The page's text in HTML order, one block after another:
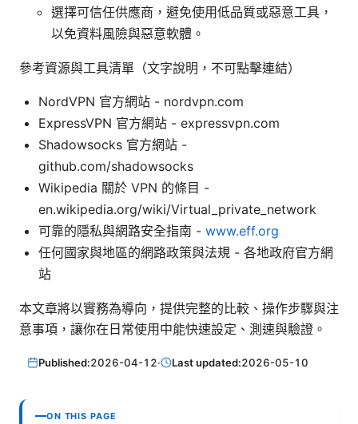
選擇可信任供應商，避免使用低品質或惡意工具，
以免資料風險與惡意軟體。
參考資源與工具清單（文字說明，不可點擊連結）
NordVPN 官方網站 - nordvpn.com
ExpressVPN 官方網站 - expressvpn.com
Shadowsocks 官方網站 -
github.com/shadowsocks
Wikipedia 關於 VPN 的條目 -
en.wikipedia.org/wiki/Virtual_private_network
可靠的隱私與網路安全指南 - www.eff.org
任何國家與地區的網路政策與法規 - 各地政府官方網
站
本文章將以實務為導向，提供完整的比較、操作步驟與注
意事項，讓你在日常使用中能快速設定、測速與驗證。
Published:2026-04-12· Last updated:2026-05-10
ON THIS PAGE